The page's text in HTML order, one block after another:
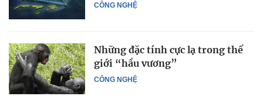
CÔNG NGHỆ
CÔNG NGHỆ
Những đặc tính cực lạ trong thế
giới “hầu vương”